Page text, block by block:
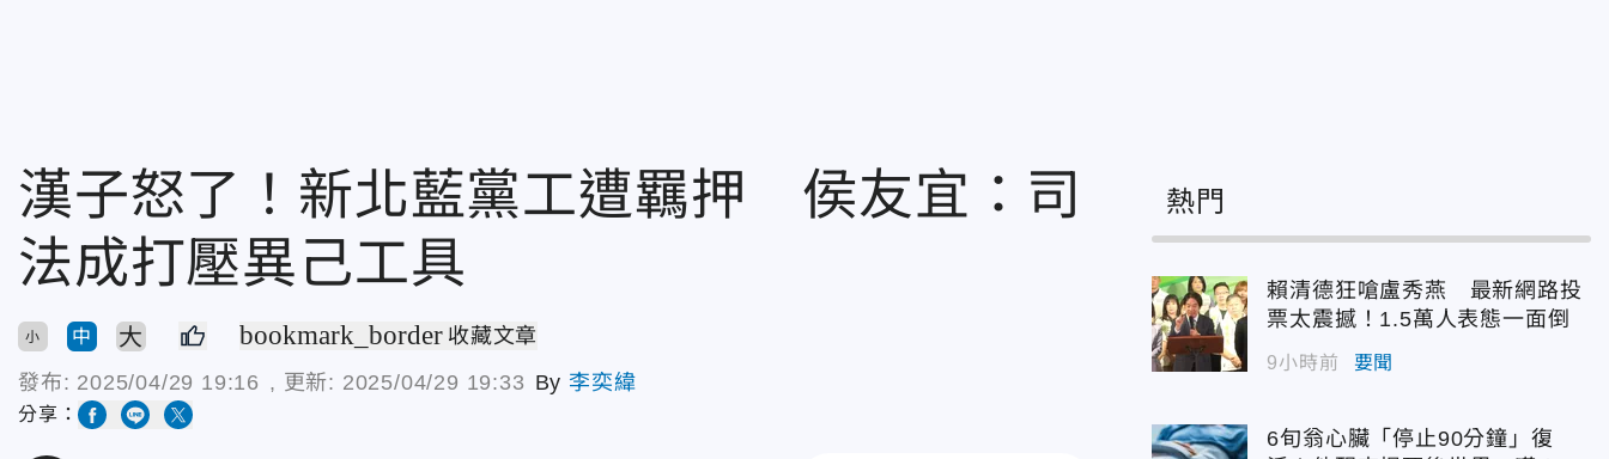
漢子怒了！新北藍黨工遭羈押 侯友宜：司
法成打壓異己工具
小 中 大 bookmark_border 收藏文章
發布: 2025/04/29 19:16 , 更新: 2025/04/29 19:33 By 李奕緯
分享：
熱門
賴清德狂嗆盧秀燕 最新網路投
票太震撼！1.5萬人表態一面倒
9小時前 要聞
6旬翁心臟「停止90分鐘」復